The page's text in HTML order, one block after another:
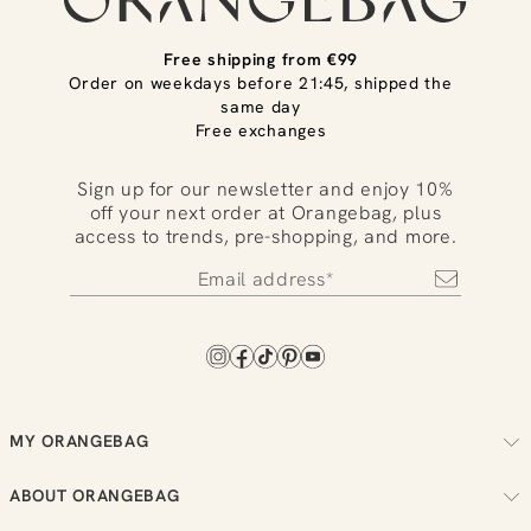
Free shipping from €99
Order on weekdays before 21:45, shipped the
same day
Free exchanges
Sign up for our newsletter and enjoy 10%
off your next order at Orangebag, plus
access to trends, pre-shopping, and more.
MY ORANGEBAG
Arrange your returns
ABOUT ORANGEBAG